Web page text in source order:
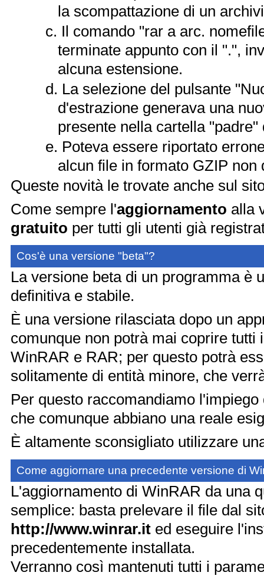
la scompattazione di un
Il comando "rar a arc.
terminate appunto con il ".",
alcuna estensione.
La selezione del pulsante
d'estrazione generava una
presente nella cartella
Poteva essere riportato
alcun file in formato GZIP non
Queste novità le trovate anche sul
Come sempre l'aggiornamento alla
gratuito per tutti gli utenti già
Cos'è una versione "beta"?
La versione beta di un programma è
definitiva e stabile.
È una versione rilasciata dopo un
comunque non potrà mai coprire
WinRAR e RAR; per questo potrà
solitamente di entità minore, che
Per questo raccomandiamo
che comunque abbiano una reale
È altamente sconsigliato utilizzare
Come aggiornare una precedente versione di
L'aggiornamento di WinRAR da una
semplice: basta prelevare il file dal
http://www.winrar.it ed eseguire
precedentemente installata.
Verranno così mantenuti tutti i